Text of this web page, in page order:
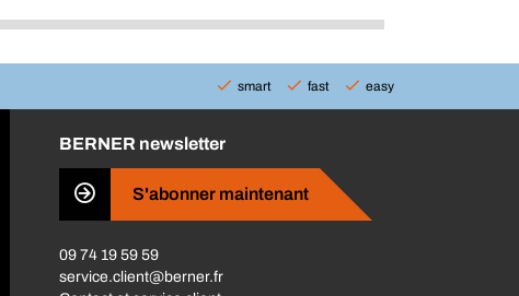
smart fast easy
BERNER newsletter
S'abonner maintenant
09 74 19 59 59
service.client@berner.fr